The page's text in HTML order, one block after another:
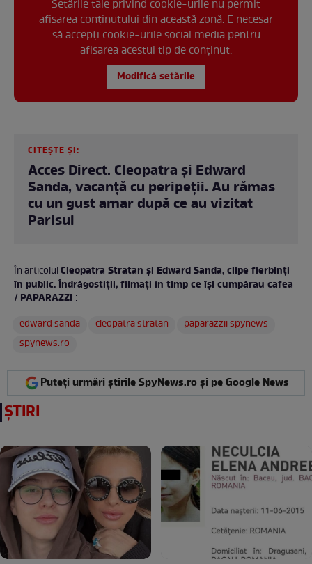
Setările tale privind cookie-urile nu permit
afișarea conținutului din această zonă. E necesar
să accepți cookie-urile social media pentru
afisarea acestui tip de conținut.
Modifică setările
CITEȘTE ȘI:
Acces Direct. Cleopatra și Edward
Sanda, vacanță cu peripeții. Au rămas
cu un gust amar după ce au vizitat
Parisul
În articolulCleopatra Stratan și Edward Sanda, clipe fierbinți
în public. Îndrăgostiții, filmați în timp ce își cumpărau cafea
/ PAPARAZZI :
edward sanda
cleopatra stratan
paparazzii spynews
spynews.ro
Puteți urmări știrile SpyNews.ro și pe Google News
ȘTIRI